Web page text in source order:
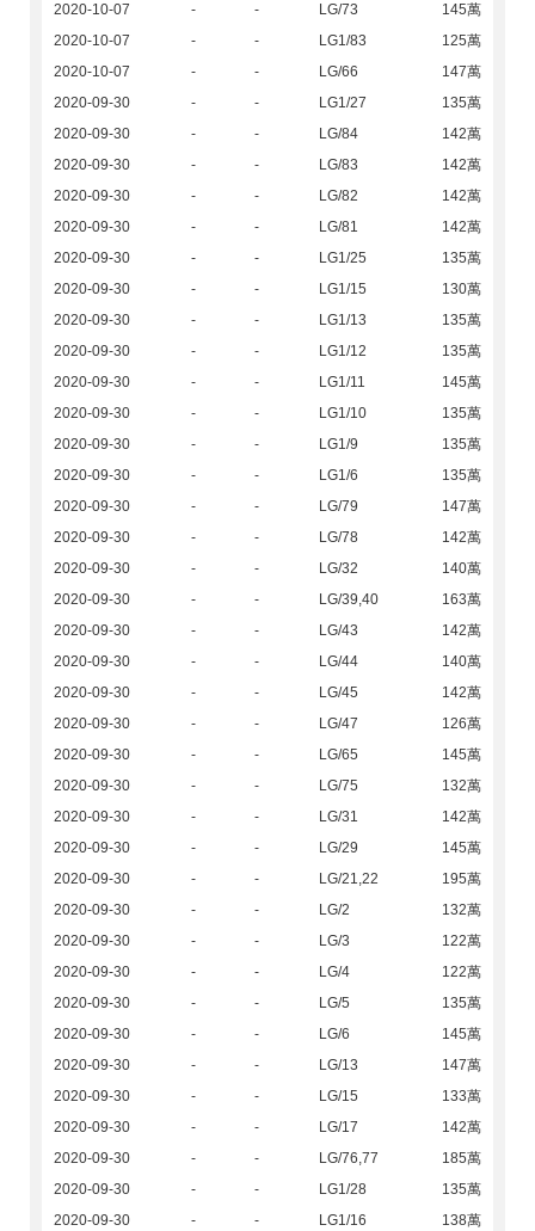
2020-10-07
- - LG/73
145萬
2020-10-07
- - LG1/83
125萬
2020-10-07
- - LG/66
147萬
2020-09-30
- - LG1/27
135萬
2020-09-30
- - LG/84
142萬
2020-09-30
- - LG/83
142萬
2020-09-30
- - LG/82
142萬
2020-09-30
- - LG/81
142萬
2020-09-30
- - LG1/25
135萬
2020-09-30
- - LG1/15
130萬
2020-09-30
- - LG1/13
135萬
2020-09-30
- - LG1/12
135萬
2020-09-30
- - LG1/11
145萬
2020-09-30
- - LG1/10
135萬
2020-09-30
- - LG1/9
135萬
2020-09-30
- - LG1/6
135萬
2020-09-30
- - LG/79
147萬
2020-09-30
- - LG/78
142萬
2020-09-30
- - LG/32
140萬
2020-09-30
- - LG/39,40
163萬
2020-09-30
- - LG/43
142萬
2020-09-30
- - LG/44
140萬
2020-09-30
- - LG/45
142萬
2020-09-30
- - LG/47
126萬
2020-09-30
- - LG/65
145萬
2020-09-30
- - LG/75
132萬
2020-09-30
- - LG/31
142萬
2020-09-30
- - LG/29
145萬
2020-09-30
- - LG/21,22
195萬
2020-09-30
- - LG/2
132萬
2020-09-30
- - LG/3
122萬
2020-09-30
- - LG/4
122萬
2020-09-30
- - LG/5
135萬
2020-09-30
- - LG/6
145萬
2020-09-30
- - LG/13
147萬
2020-09-30
- - LG/15
133萬
2020-09-30
- - LG/17
142萬
2020-09-30
- - LG/76,77
185萬
2020-09-30
- - LG1/28
135萬
2020-09-30
- - LG1/16
138萬